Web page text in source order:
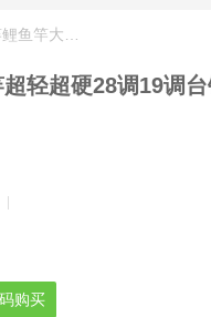
轻超硬28调19调
购买